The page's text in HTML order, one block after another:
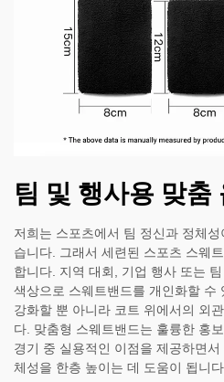
팀 및 행사용 맞춤
저희는 스포츠에서 팀 정신과 정체
습니다. 그래서 세련된 스포츠 스웨
합니다. 지역 대회, 기업 행사 또는
색상으로 스웨트밴드를 개인화할 수
강화할 뿐 아니라 코트 위에서의 외
다. 맞춤형 스웨트밴드는 훌륭한 홍
경기 중 실용적인 이점을 제공하면
체성을 한층 높이는 데 도움이 됩니다.